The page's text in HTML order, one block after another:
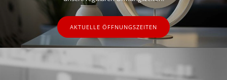
AKTUELLE ÖFFNUNGSZEITEN